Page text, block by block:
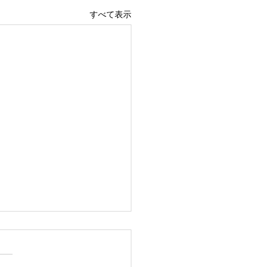
すべて表示